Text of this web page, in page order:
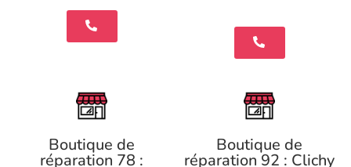
Boutique de
réparation 78 :
Boutique de
réparation 92 : Clichy